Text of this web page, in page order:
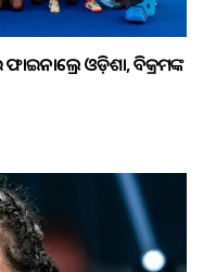
ଓଡ଼ିଶା, ବିକ୍ରମଙ୍କ